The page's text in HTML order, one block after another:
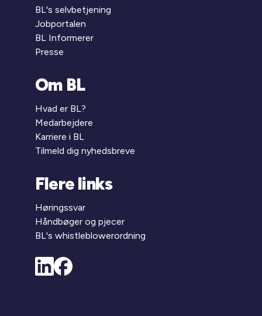
BL's selvbetjening
Jobportalen
BL Informerer
Presse
Om BL
Hvad er BL?
Medarbejdere
Karriere i BL
Tilmeld dig nyhedsbreve
Flere links
Høringssvar
Håndbøger og pjecer
BL's whistleblowerordning